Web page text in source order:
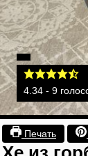
4.34 - 9
Печать